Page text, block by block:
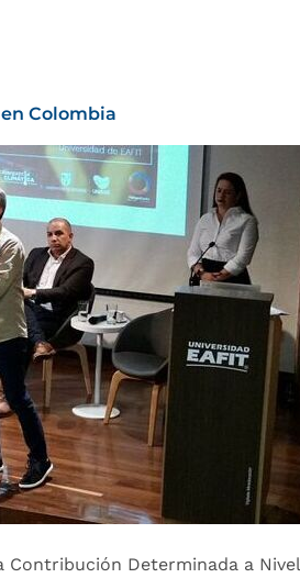
Colombia
Determinada a Nivel